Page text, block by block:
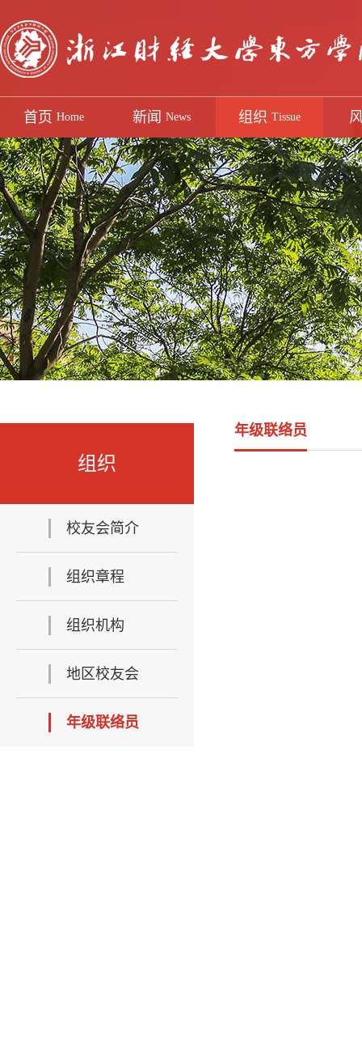
首页 Home 新闻 News 组织 Tissue
组织
校友会简介
组织章程
组织机构
地区校友会
年级联络员
年级联络员